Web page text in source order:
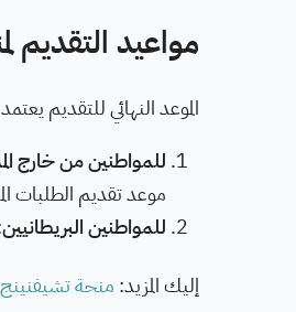
مواعيد التقديم
الموعد النهائي للتقديم
للمواطنين من خارج
موعد تقديم الطلبات
للمواطنين البريطانيين
إليك المزيد: منحة تشيفنينج